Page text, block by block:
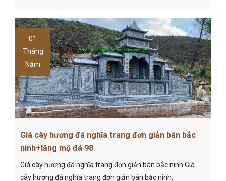
01
Tháng
Năm
Giá cây hương đá nghĩa trang đơn giản bán bắc
ninh+lăng mộ đá 98
Giá cây hương đá nghĩa trang đơn giản bán bắc ninh Giá
cây hương đá nghĩa trang đơn giản bán bắc ninh,